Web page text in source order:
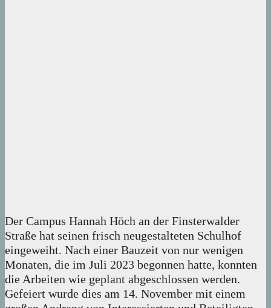
Der Campus Hannah Höch an der Finsterwalder
Straße hat seinen frisch neugestalteten Schulhof
eingeweiht. Nach einer Bauzeit von nur wenigen
Monaten, die im Juli 2023 begonnen hatte, konnten
die Arbeiten wie geplant abgeschlossen werden.
Gefeiert wurde dies am 14. November mit einem